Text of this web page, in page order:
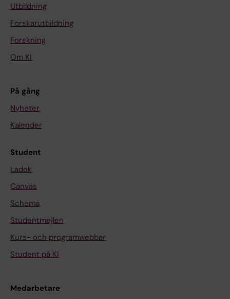
Utbildning
Forskarutbildning
Forskning
Om KI
På gång
Nyheter
Kalender
Student
Ladok
Canvas
Schema
Studentmejlen
Kurs- och programwebbar
Student på KI
Medarbetare